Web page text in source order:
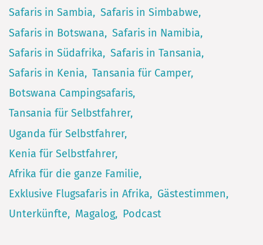
Safaris in Sambia
Safaris in Simbabwe
Safaris in Botswana
Safaris in Namibia
Safaris in Südafrika
Safaris in Tansania
Safaris in Kenia
Tansania für Camper
Botswana Campingsafaris
Tansania für Selbstfahrer
Uganda für Selbstfahrer
Kenia für Selbstfahrer
Afrika für die ganze Familie
Exklusive Flugsafaris in Afrika
Gästestimmen
Unterkünfte
Magalog Podcast